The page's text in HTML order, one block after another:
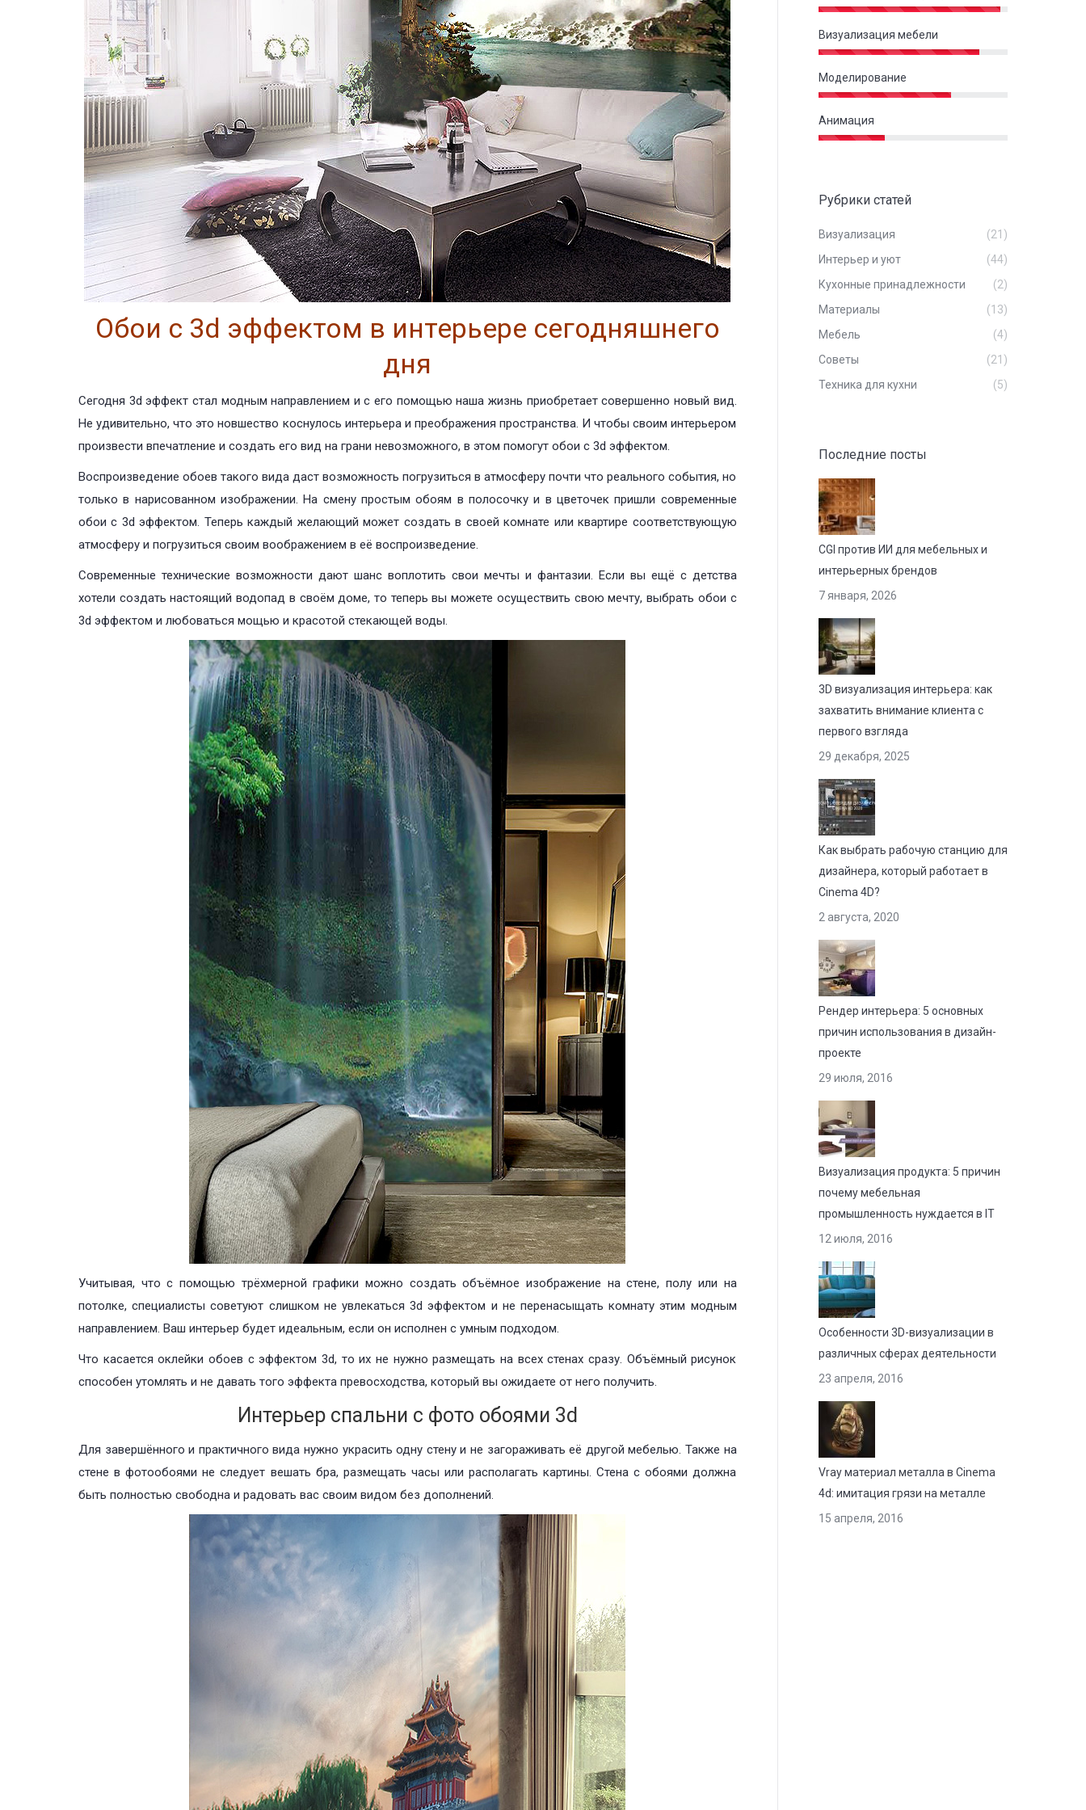
Обои с 3d эффектом в интерьере сегодняшнего
дня
Сегодня 3d эффект стал модным направлением и с его помощью наша жизнь приобретает совершенно новый вид.
Не удивительно, что это новшество коснулось интерьера и преображения пространства. И чтобы своим интерьером
произвести впечатление и создать его вид на грани невозможного, в этом помогут обои с 3d эффектом.
Воспроизведение обоев такого вида даст возможность погрузиться в атмосферу почти что реального события, но
только в нарисованном изображении. На смену простым обоям в полосочку и в цветочек пришли современные
обои с 3d эффектом. Теперь каждый желающий может создать в своей комнате или квартире соответствующую
атмосферу и погрузиться своим воображением в её воспроизведение.
Современные технические возможности дают шанс воплотить свои мечты и фантазии. Если вы ещё с детства
хотели создать настоящий водопад в своём доме, то теперь вы можете осуществить свою мечту, выбрать обои с
3d эффектом и любоваться мощью и красотой стекающей воды.
Учитывая, что с помощью трёхмерной графики можно создать объёмное изображение на стене, полу или на
потолке, специалисты советуют слишком не увлекаться 3d эффектом и не перенасыщать комнату этим модным
направлением. Ваш интерьер будет идеальным, если он исполнен с умным подходом.
Что касается оклейки обоев с эффектом 3d, то их не нужно размещать на всех стенах сразу. Объёмный рисунок
способен утомлять и не давать того эффекта превосходства, который вы ожидаете от него получить.
Интерьер спальни с фото обоями 3d
Для завершённого и практичного вида нужно украсить одну стену и не загораживать её другой мебелью. Также на
стене в фотообоями не следует вешать бра, размещать часы или располагать картины. Стена с обоями должна
быть полностью свободна и радовать вас своим видом без дополнений.
Визуализация мебели
Моделирование
Анимация
Рубрики статей
Визуализация
(21)
Интерьер и уют
(44)
Кухонные принадлежности
(2)
Материалы
(13)
Мебель
(4)
Советы
(21)
Техника для кухни
(5)
Последние посты
CGI против ИИ для мебельных и
интерьерных брендов
7 января, 2026
3D визуализация интерьера: как
захватить внимание клиента с
первого взгляда
29 декабря, 2025
Как выбрать рабочую станцию для
дизайнера, который работает в
Cinema 4D?
2 августа, 2020
Рендер интерьера: 5 основных
причин использования в дизайн-
проекте
29 июля, 2016
Визуализация продукта: 5 причин
почему мебельная
промышленность нуждается в IT
12 июля, 2016
Особенности 3D-визуализации в
различных сферах деятельности
23 апреля, 2016
Vray материал металла в Cinema
4d: имитация грязи на металле
15 апреля, 2016